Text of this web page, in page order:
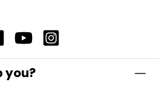
you?